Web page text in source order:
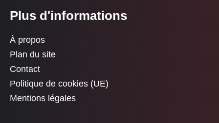
Plus d'informations
À propos
Plan du site
Contact
Politique de cookies (UE)
Mentions légales